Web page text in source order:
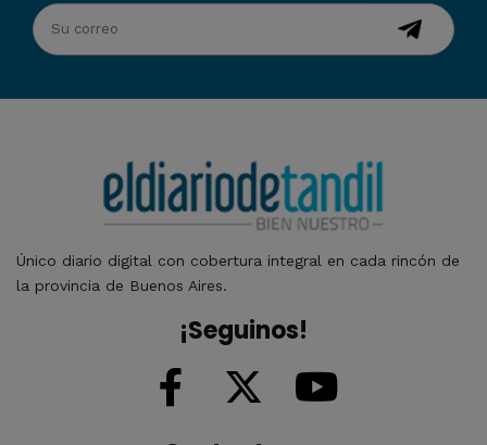
Único diario digital con cobertura integral en cada rincón de
la provincia de Buenos Aires.
¡Seguinos!